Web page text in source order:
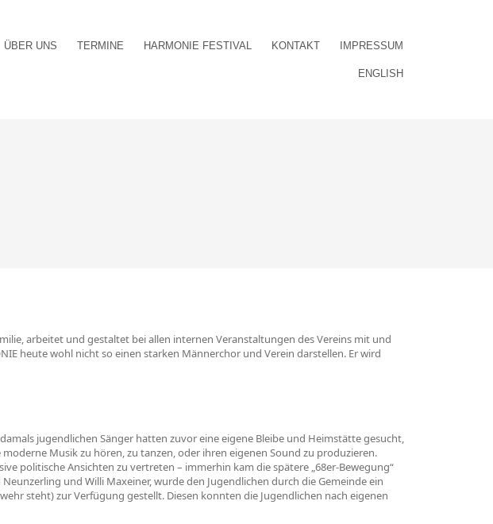
ÜBER UNS TERMINE HARMONIE FESTIVAL KONTAKT IMPRESSUM
ENGLISH
arbeitet und gestaltet bei allen internen Veranstaltungen des Vereins mit und
heute wohl nicht so einen starken Männerchor und Verein darstellen. Er wird
jugendlichen Sänger hatten zuvor eine eigene Bleibe und Heimstätte gesucht,
Musik zu hören, zu tanzen, oder ihren eigenen Sound zu produzieren.
politische Ansichten zu vertreten – immerhin kam die spätere „68er-Bewegung“
und Willi Maxeiner, wurde den Jugendlichen durch die Gemeinde ein
steht) zur Verfügung gestellt. Diesen konnten die Jugendlichen nach eigenen